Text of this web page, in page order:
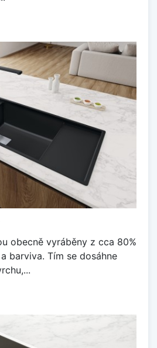
obecně vyráběny z cca 80%
barviva. Tím se dosáhne